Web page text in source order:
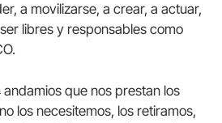
a movilizarse, a crear, a actuar,
libres y responsables como
que nos prestan los
los necesitemos, los retiramos,